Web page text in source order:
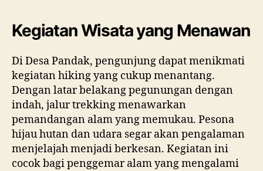
Kegiatan Wisata yang Menawan
Di Desa Pandak, pengunjung dapat menikmati
kegiatan hiking yang cukup menantang.
Dengan latar belakang pegunungan dengan
indah, jalur trekking menawarkan
pemandangan alam yang memukau. Pesona
hijau hutan dan udara segar akan pengalaman
menjelajah menjadi berkesan. Kegiatan ini
cocok bagi penggemar alam yang mengalami